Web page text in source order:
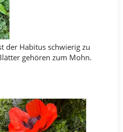
der Habitus schwierig zu
gehören zum Mohn.